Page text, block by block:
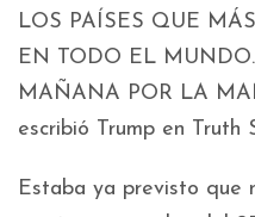
LOS PAÍSES QUE
EN TODO EL
MAÑANA POR LA
escribió Trump en Truth
Estaba ya previsto que